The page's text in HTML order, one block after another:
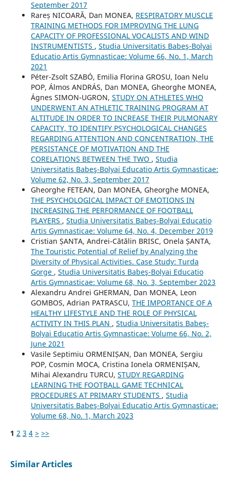
September 2017
Rareș NICOARĂ, Dan MONEA, RESPIRATORY MUSCLE
TRAINING METHODS FOR IMPROVING THE LUNG
CAPACITY OF PROFESSIONAL VOCALISTS AND WIND
INSTRUMENTISTS , Studia Universitatis Babeş-Bolyai
Educatio Artis Gymnasticae: Volume 66, No. 1, March
2021
Péter-Zsolt SZABÓ, Emilia Florina GROSU, Ioan Nelu
POP, Álmos ANDRÁS, Dan MONEA, Gheorghe MONEA,
Ágnes SIMON-UGRON, STUDY ON ATHLETES WHO
UNDERWENT AN ATHLETIC TRAINING PROGRAM AT
ALTITUDE IN ORDER TO INCREASE THEIR PULMONARY
CAPACITY, TO IDENTIFY PSYCHOLOGICAL CHANGES
REGARDING ATTENTION AND CONCENTRATION, THE
PERSISTANCE OF MOTIVATION AND THE
CORELATIONS BETWEEN THE TWO , Studia
Universitatis Babeş-Bolyai Educatio Artis Gymnasticae:
Volume 62, No. 3, September 2017
Gheorghe FETEAN, Dan MONEA, Gheorghe MONEA,
THE PSYCHOLOGICAL IMPACT OF EMOTIONS IN
INCREASING THE PERFORMANCE OF FOOTBALL
PLAYERS , Studia Universitatis Babeş-Bolyai Educatio
Artis Gymnasticae: Volume 64, No. 4, December 2019
Cristian ȘANTA, Andrei-Cătălin BRISC, Onela ȘANTA,
The Touristic Potential of Relief by Analyzing the
Diversity of Physical Activities. Case Study: Turda
Gorge , Studia Universitatis Babeş-Bolyai Educatio
Artis Gymnasticae: Volume 68, No. 3, September 2023
Alexandru Andrei GHERMAN, Dan MONEA, Leon
GOMBOS, Adrian PATRASCU, THE IMPORTANCE OF A
HEALTHY LIFESTYLE AND THE ROLE OF PHYSICAL
ACTIVITY IN THIS PLAN , Studia Universitatis Babeş-
Bolyai Educatio Artis Gymnasticae: Volume 66, No. 2,
June 2021
Vasile Septimiu ORMENIȘAN, Dan MONEA, Sergiu
POP, Cosmin MOCA, Cristina Ionela ORMENIȘAN,
Mihai Alexandru TURCU, STUDY REGARDING
LEARNING THE FOOTBALL GAME TECHNICAL
PROCEDURES AT PRIMARY STUDENTS , Studia
Universitatis Babeş-Bolyai Educatio Artis Gymnasticae:
Volume 68, No. 1, March 2023
1 2 3 4 > >>
Similar Articles